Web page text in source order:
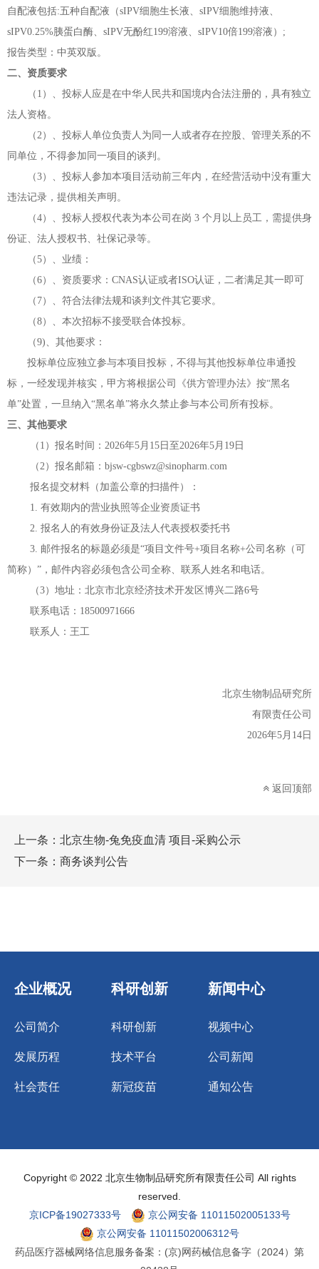
自配液包括:五种自配液（sIPV细胞生长液、sIPV细胞维持液、
sIPV0.25%胰蛋白酶、sIPV无酚红199溶液、sIPV10倍199溶液）;
报告类型：中英双版。
二、资质要求
（ 1）、投标人应是在中华人民共和国境内合法注册的，具有独立
法人资格。
（2）、投标人单位负责人为同一人或者存在控股、管理关系的不
同单位，不得参加同一项目的谈判。
（3）、投标人参加本项目活动前三年内，在经营活动中没有重大
违法记录，提供相关声明。
（4）、投标人授权代表为本公司在岗 3 个月以上员工，需提供身
份证、法人授权书、社保记录等。
（5）、业绩：
（6）、资质要求：CNAS认证或者ISO认证，二者满足其一即可
（ 7）、符合法律法规和谈判文件其它要求。
（8）、本次招标不接受联合体投标。
（9)、其他要求：
投标单位应独立参与本项目投标，不得与其他投标单位串通投
标，一经发现并核实，甲方将根据公司《供方管理办法》按“黑名
单”处置，一旦纳入“黑名单”将永久禁止参与本公司所有投标。
三、其他要求
（ 1）报名时间：2026年5月15 日至2026年5月19日
（2）报名邮箱：bjsw-cgbswz@sinopharm.com
报名提交材料（加盖公章的扫描件）：
1. 有效期内的营业执照等企业资质证书
2. 报名人的有效身份证及法人代表授权委托书
3. 邮件报名的标题必须是“项目文件号+项目名称+公司名称（可
简称）”，邮件内容必须包含公司全称、联系人姓名和电话。
（3）地址：北京市北京经济技术开发区博兴二路6号
联系电话：18500971666
联系人：王工
北京生物制品研究所
有限责任公司
2026年5月 14 日
返回顶部
上一条： 北京生物-兔免疫血清 项目-采购公示
下一条： 商务谈判公告
企业概况
公司简介
发展历程
社会责任
科研创新
科研创新
技术平台
新冠疫苗
新闻中心
视频中心
公司新闻
通知公告
Copyright © 2022 北京生物制品研究所有限责任公司 All rights
reserved.
京ICP备19027333号
京公网安备 11011502005133号
京公网安备 11011502006312号
药品医疗器械网络信息服务备案：(京)网药械信息备字（2024）第